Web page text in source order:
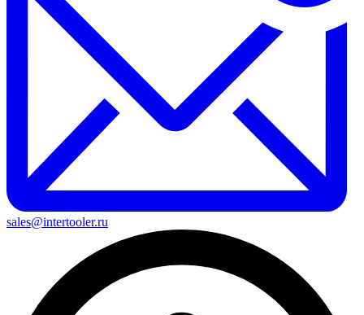
sales@intertooler.ru